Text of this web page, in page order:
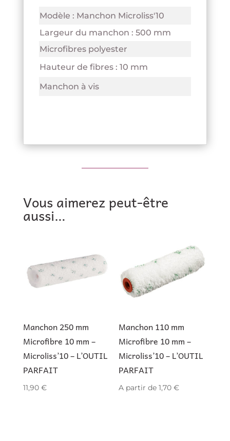
Modèle : Manchon Microliss'10
Largeur du manchon : 500 mm
Microfibres polyester
Hauteur de fibres : 10 mm
Manchon à vis
Vous aimerez peut-être
aussi…
Manchon 250 mm
Microfibre 10 mm –
Microliss’10 – L’OUTIL
PARFAIT
11,90 €
Manchon 110 mm
Microfibre 10 mm –
Microliss’10 – L’OUTIL
PARFAIT
A partir de1,70€